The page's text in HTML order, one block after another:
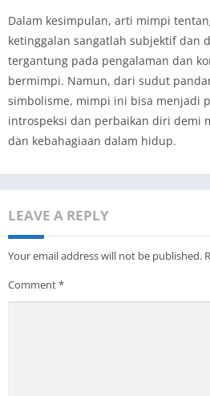
Dalam kesimpulan, arti mimpi
ketinggalan sangatlah subjektif dan
tergantung pada pengalaman dan
bermimpi. Namun, dari sudut
simbolisme, mimpi ini bisa menjadi
introspeksi dan perbaikan diri demi
dan kebahagiaan dalam hidup.
LEAVE A REPLY
Your email address will not be published.
Comment*